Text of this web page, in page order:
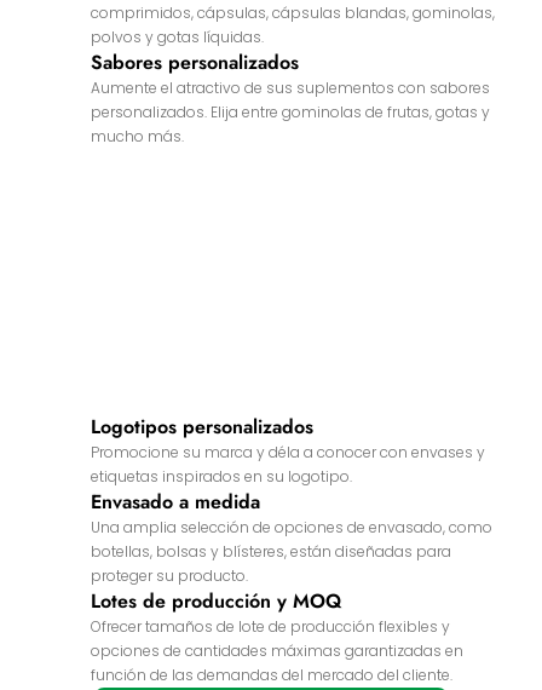
comprimidos, cápsulas, cápsulas blandas, gominolas,
polvos y gotas líquidas.
Sabores personalizados
Aumente el atractivo de sus suplementos con sabores
personalizados. Elija entre gominolas de frutas, gotas y
mucho más.
Logotipos personalizados
Promocione su marca y déla a conocer con envases y
etiquetas inspirados en su logotipo.
Envasado a medida
Una amplia selección de opciones de envasado, como
botellas, bolsas y blísteres, están diseñadas para
proteger su producto.
Lotes de producción y MOQ
Ofrecer tamaños de lote de producción flexibles y
opciones de cantidades máximas garantizadas en
función de las demandas del mercado del cliente.